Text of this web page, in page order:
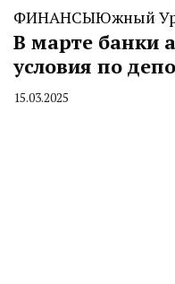
ФИНАНСЫЮжный
В марте банки
условия по
By
15.03.2025